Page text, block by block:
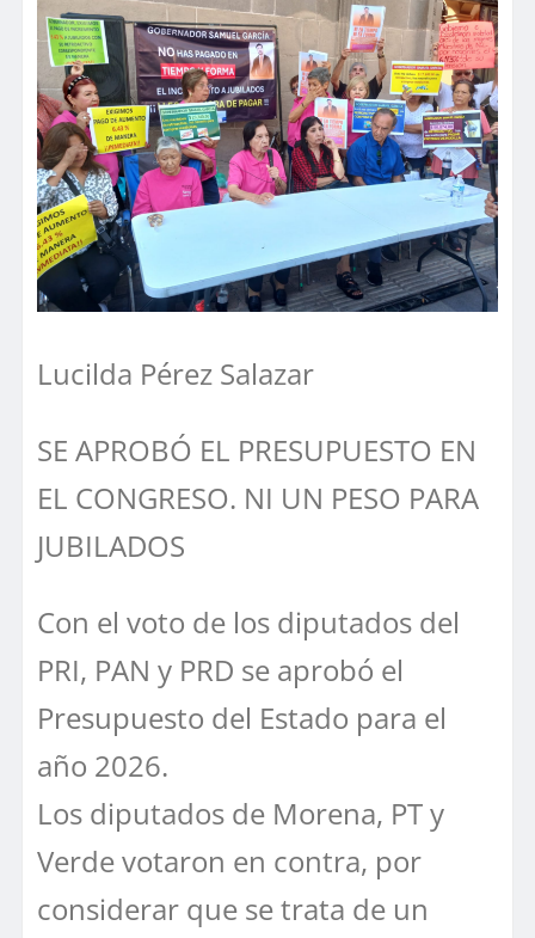
Lucilda Pérez Salazar
SE APROBÓ EL PRESUPUESTO EN
EL CONGRESO. NI UN PESO PARA
JUBILADOS
Con el voto de los diputados del
PRI, PAN y PRD se aprobó el
Presupuesto del Estado para el
año 2026.
Los diputados de Morena, PT y
Verde votaron en contra, por
considerar que se trata de un